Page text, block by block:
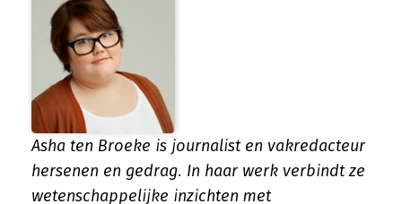
Asha ten Broeke is journalist en vakredacteur
hersenen en gedrag. In haar werk verbindt ze
wetenschappelijke inzichten met